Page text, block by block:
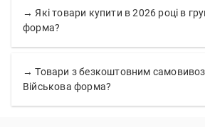
→ Які товари купити в 2026 році в
форма?
→ Товари з безкоштовним
Військова форма?